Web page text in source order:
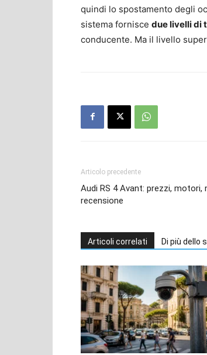
quindi lo spostamento degli
sistema fornisce due livelli di
conducente. Ma il livello
Articolo precedente
Audi RS 4 Avant: prezzi, motori,
recensione
Articoli correlati Di più dello